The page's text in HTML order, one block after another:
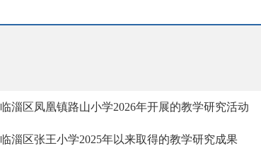
临淄区凤凰镇路山小学2026年开展的教学研究活动
临淄区张王小学2025年以来取得的教学研究成果